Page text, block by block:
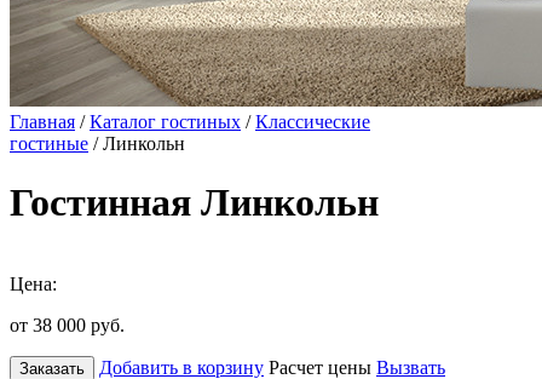
Главная /Каталог гостиных /Классические
гостиные / Линкольн
Гостинная Линкольн
Цена:
от 38 000 руб.
Заказать Добавить в корзину Расчет цены Вызвать